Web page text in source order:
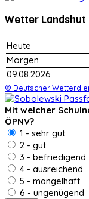
Wetter Landshut
Heute
Morgen
09.08.2026
© Deutscher
Mit welcher
ÖPNV?
1 - sehr gut
2 - gut
3 - befriedigend
4 - ausreichend
5 - mangelhaft
6 - ungenügend